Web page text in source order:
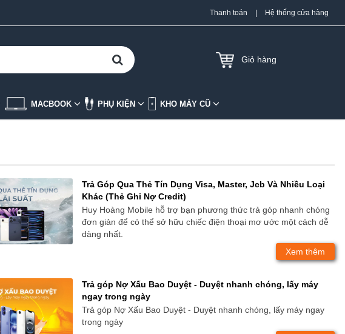
Thanh toán Hệ thống cửa hàng
Giỏ hàng
MACBOOK PHỤ KIỆN KHO MÁY CŨ
Trả Góp Qua Thẻ Tín Dụng Visa, Master, Jcb Và Nhiều Loại
Khác (Thẻ Ghi Nợ Credit)
Huy Hoàng Mobile hỗ trợ bạn phương thức trả góp nhanh chóng
đơn giản để có thể sở hữu chiếc điện thoại mơ ước một cách dễ
dàng nhất.
Xem thêm
Trả góp Nợ Xấu Bao Duyệt - Duyệt nhanh chóng, lấy máy
ngay trong ngày
Trả góp Nợ Xấu Bao Duyệt - Duyệt nhanh chóng, lấy máy ngay
trong ngày